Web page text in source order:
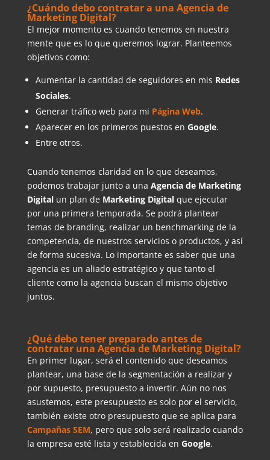
¿Cuándo debo contratar a una Agencia de
Marketing Digital?
El mejor momento es cuando tenemos en nuestra
mente que es lo que queremos lograr. Planteemos
objetivos como:
Aumentar la cantidad de seguidores en mis Redes
Sociales.
Generar tráfico web para mi Página Web.
Aparecer en los primeros puestos en Google.
Entre otros.
Cuando tenemos claridad en lo que deseamos,
podemos trabajar junto a una Agencia de Marketing
Digitalun plan de Marketing Digitalque ejecutar
por una primera temporada. Se podrá plantear
temas de branding, realizar un benchmarking de la
competencia, de nuestros servicios o productos, y así
de forma sucesiva. Lo importante es saber que una
agencia es un aliado estratégico y que tanto el
cliente como la agencia buscan el mismo objetivo
juntos.
¿Qué debo tener preparado antes de
contratar una Agencia de Marketing Digital?
En primer lugar, será el contenido que deseamos
plantear, una base de la segmentación a realizar y
por supuesto, presupuesto a invertir. Aún no nos
asustemos, este presupuesto es solo por el servicio,
también existe otro presupuesto que se aplica para
Campañas SEM, pero que solo será realizado cuando
la empresa esté lista y establecida en Google.